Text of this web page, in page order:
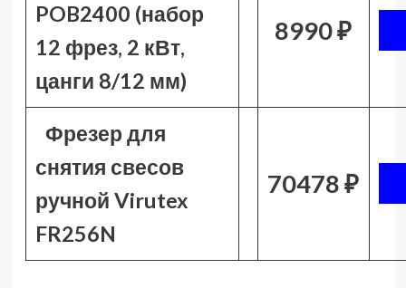
POB2400 (набор
12 фрез, 2 кВт,
цанги 8/12 мм)
8990 ₽
Фрезер для
снятия свесов
ручной Virutex
FR256N
70478 ₽